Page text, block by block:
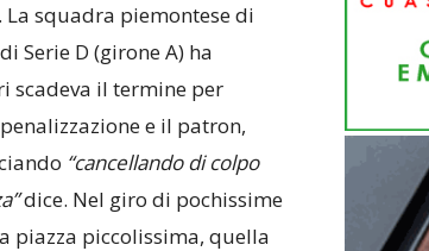
. La squadra piemontese di
Serie D (girone A) ha
scadeva il termine per
e il patron,
“cancellando di colpo
dice. Nel giro di pochissime
piazza piccolissima, quella